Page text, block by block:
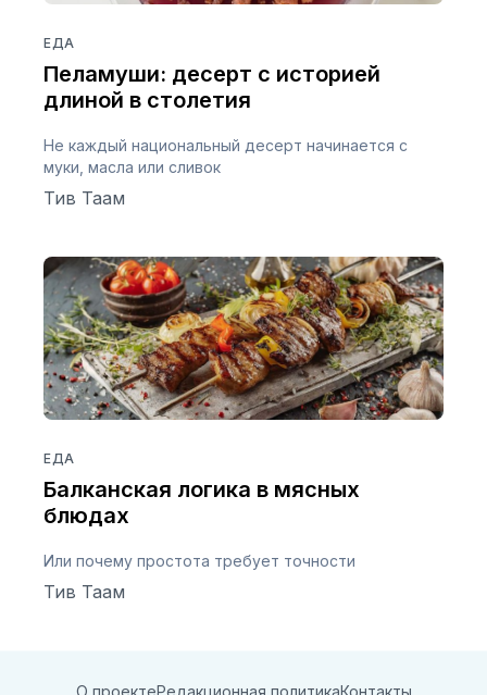
ЕДА
Пеламуши: десерт с историей
длиной в столетия
Не каждый национальный десерт начинается с
муки, масла или сливок
Тив Таам
ЕДА
Балканская логика в мясных
блюдах
Или почему простота требует точности
Тив Таам
О проектеРедакционная политикаКонтакты